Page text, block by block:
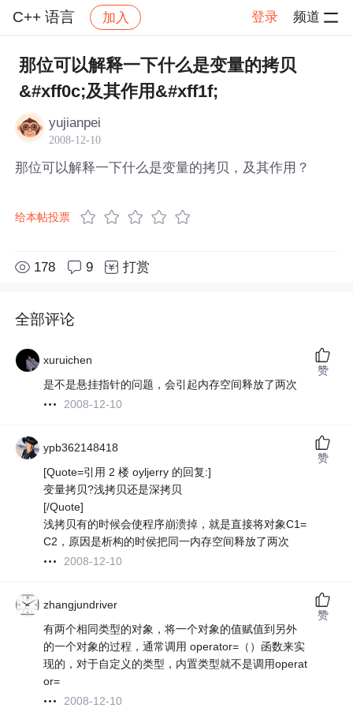
C++ 语言 加入 登录 频道
社区 C++ 语言 帖子详情
那位可以解释一下什么是变量的拷贝
&#xff0c;及其作用&#xff1f;
yujianpei
2008-12-10
那位可以解释一下什么是变量的拷贝，及其作用？
给本帖投票
178 9 打赏
全部评论
xuruichen
是不是悬挂指针的问题，会引起内存空间释放了两次
2008-12-10
赞
ypb362148418
[Quote=引用 2 楼 oyljerry 的回复:]
变量拷贝?浅拷贝还是深拷贝
[/Quote]
浅拷贝有的时候会使程序崩溃掉，就是直接将对象C1=
C2，原因是析构的时侯把同一内存空间释放了两次
2008-12-10
赞
zhangjundriver
有两个相同类型的对象，将一个对象的值赋值到另外
的一个对象的过程，通常调用 operator=（）函数来实
现的，对于自定义的类型，内置类型就不是调用operat
or=
2008-12-10
赞